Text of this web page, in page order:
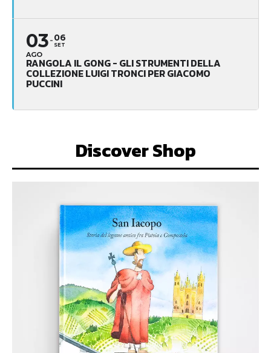
03
AGO
06
SET
RANGOLA IL GONG - GLI STRUMENTI DELLA
COLLEZIONE LUIGI TRONCI PER GIACOMO
PUCCINI
Discover Shop